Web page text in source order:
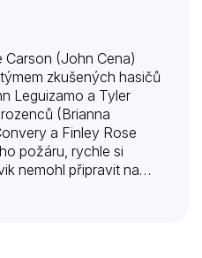
Carson (John Cena)
zkušených hasičů
Leguizamo a Tyler
(Brianna
a Finley Rose
požáru, rychle si
nemohl připravit na
všech – hlídání dětí.
i požární sklad hasičů,